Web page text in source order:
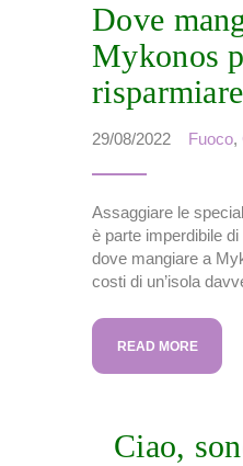
Dove
Mykonos
risparmiare
29/08/2022 Fuoco,
Assaggiare le
è parte imperdibile
dove mangiare a
costi di un’isola
READ MORE
Ciao,